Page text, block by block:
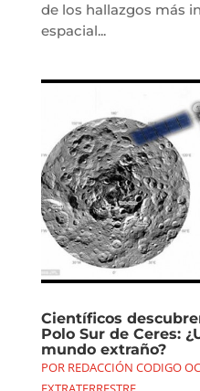
de los hallazgos más
espacial...
Científicos
Polo Sur de Ceres:
mundo extraño?
POR REDACCIÓN CODIGO